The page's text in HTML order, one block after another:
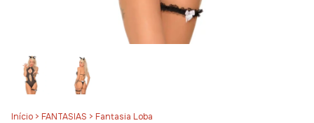
Início > FANTASIAS > Fantasia Loba